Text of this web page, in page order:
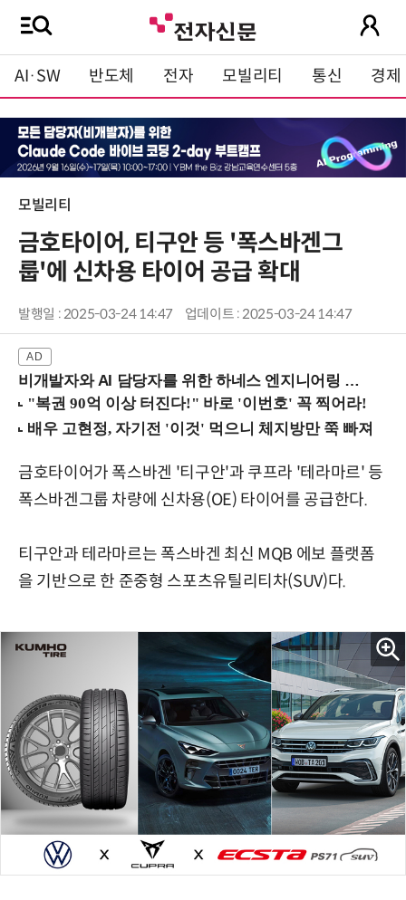
AI·SW 반도체 전자 모빌리티 통신 경제
모빌리티
금호타이어, 티구안 등 '폭스바겐그
룹'에 신차용 타이어 공급 확대
발행일 : 2025-03-24 14:47 업데이트 : 2025-03-24 14:47
비개발자와 AI 담당자를 위한 하네스 엔지니어링 입문과정 (8/20 신논현역)
금호타이어가 폭스바겐 '티구안'과 쿠프라 '테라마르' 등
폭스바겐그룹 차량에 신차용(OE) 타이어를 공급한다.
티구안과 테라마르는 폭스바겐 최신 MQB 에보 플랫폼
을 기반으로 한 준중형 스포츠유틸리티차(SUV)다.